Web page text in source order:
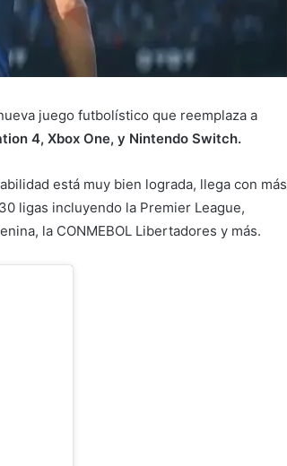
juego futbolístico que reemplaza a
4, Xbox One, y Nintendo Switch.
está muy bien lograda, llega con más
ligas incluyendo la Premier League,
la CONMEBOL Libertadores y más.